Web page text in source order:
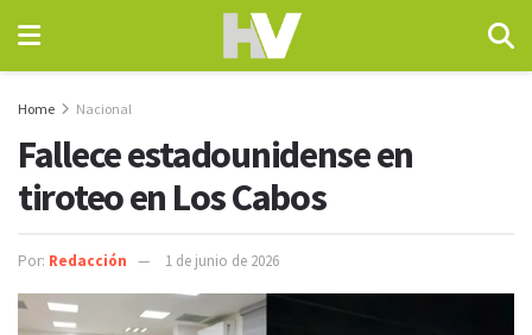
Home Nacional
Fallece estadounidense en
tiroteo en Los Cabos
Por: Redacción 1 de junio de 2026